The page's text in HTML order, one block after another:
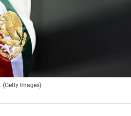
Images).